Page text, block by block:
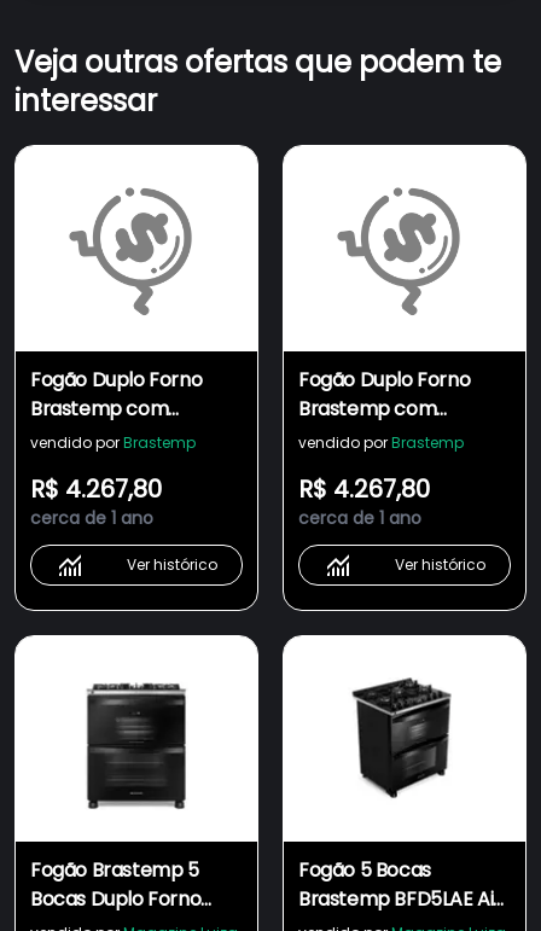
Veja outras ofertas que podem te
interessar
Fogão Duplo Forno
Brastemp com
Tecnologia Air Fryer
vendido porBrastemp
R$ 4.267,80
cerca de 1 ano
Ver histórico
Fogão Duplo Forno
Brastemp com
Tecnologia Air Fryer
vendido porBrastemp
R$ 4.267,80
cerca de 1 ano
Ver histórico
Fogão Brastemp 5
Bocas Duplo Forno
Fogão 5 Bocas
Brastemp BFD5LAE Air